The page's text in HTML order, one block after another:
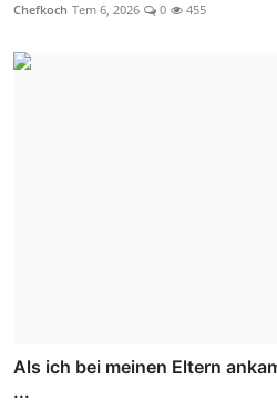
Chefkoch Tem 6, 2026 0 455
Als ich bei meinen Eltern
...